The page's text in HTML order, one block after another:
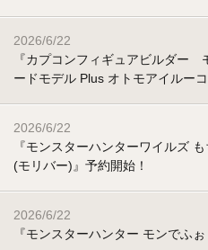
2026/6/22
『カプコンフィギュアビルダ
ードモデル Plus オトモアイルー
2026/6/22
『モンスターハンターワイルズ
(モリバー)』予約開始！
2026/6/22
『モンスターハンター モンでふ